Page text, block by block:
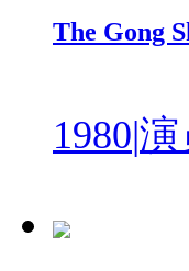
The Gong
1980|演